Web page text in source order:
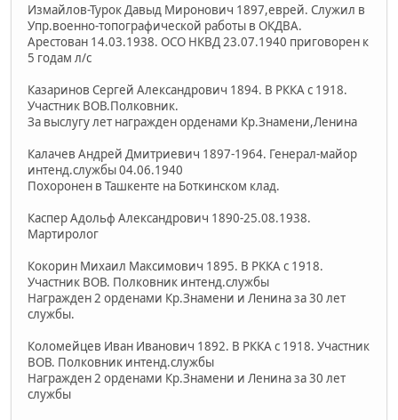
Измайлов-Турок Давыд Миронович 1897,еврей. Служил в
Упр.военно-топографической работы в ОКДВА.
Арестован 14.03.1938. ОСО НКВД 23.07.1940 приговорен к
5 годам л/с
Казаринов Сергей Александрович 1894. В РККА с 1918.
Участник ВОВ.Полковник.
За выслугу лет награжден орденами Кр.Знамени,Ленина
Калачев Андрей Дмитриевич 1897-1964. Генерал-майор
интенд.службы 04.06.1940
Похоронен в Ташкенте на Боткинском клад.
Каспер Адольф Александрович 1890-25.08.1938.
Мартиролог
Кокорин Михаил Максимович 1895. В РККА с 1918.
Участник ВОВ. Полковник интенд.службы
Награжден 2 орденами Кр.Знамени и Ленина за 30 лет
службы.
Коломейцев Иван Иванович 1892. В РККА с 1918. Участник
ВОВ. Полковник интенд.службы
Награжден 2 орденами Кр.Знамени и Ленина за 30 лет
службы